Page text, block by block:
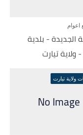
اعوام
- بلدية
تيارت
ولاية تيارت